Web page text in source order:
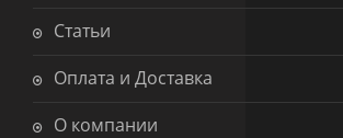
Статьи
Оплата и Доставка
О компании